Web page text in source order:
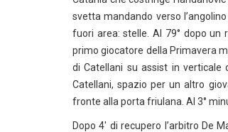
svetta mandando verso
fuori area: stelle. Al 79° dopo un
primo giocatore della Primavera
di Catellani su assist in verticale
Catellani, spazio per un altro
fronte alla porta friulana. Al 3°
Dopo 4′ di recupero l’arbitro De